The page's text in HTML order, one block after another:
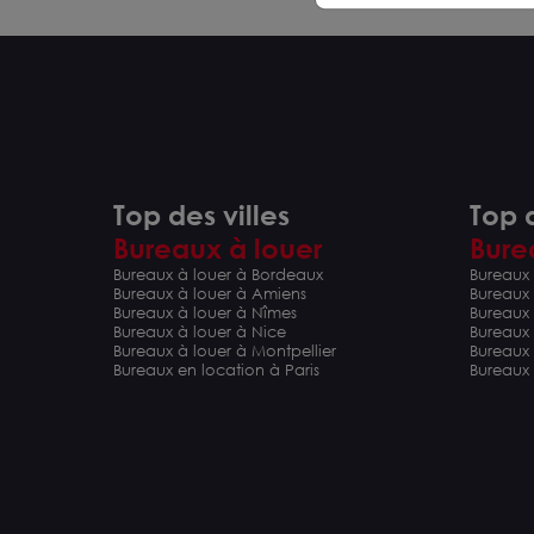
Top des villes
Bureaux à louer
Bureaux à louer à Bordeaux
Bureaux à louer à Amiens
Bureaux à louer à Nîmes
Bureaux à louer à Nice
Bureaux à louer à Montpellier
Bureaux en location à Paris
Top